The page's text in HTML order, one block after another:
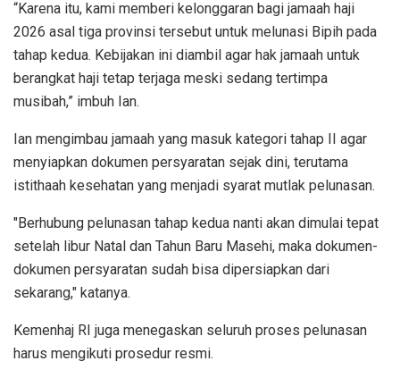
“Karena itu, kami memberi kelonggaran bagi jamaah haji
2026 asal tiga provinsi tersebut untuk melunasi Bipih pada
tahap kedua. Kebijakan ini diambil agar hak jamaah untuk
berangkat haji tetap terjaga meski sedang tertimpa
musibah,” imbuh Ian.
Ian mengimbau jamaah yang masuk kategori tahap II agar
menyiapkan dokumen persyaratan sejak dini, terutama
istithaah kesehatan yang menjadi syarat mutlak pelunasan.
"Berhubung pelunasan tahap kedua nanti akan dimulai tepat
setelah libur Natal dan Tahun Baru Masehi, maka dokumen-
dokumen persyaratan sudah bisa dipersiapkan dari
sekarang," katanya.
Kemenhaj RI juga menegaskan seluruh proses pelunasan
harus mengikuti prosedur resmi.